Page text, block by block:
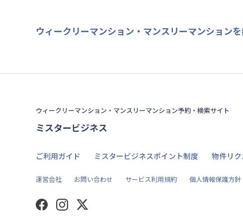
ウィークリーマンション・マンスリーマンション
ウィークリーマンション・マンスリーマンション予約・検索サイト
ミスタービジネス
ご利用ガイド ミスタービジネスポイント制度 物件リ
運営会社 お問い合わせ サービス利用規約 個人情報保護方針
FacebookInstagramTwitter